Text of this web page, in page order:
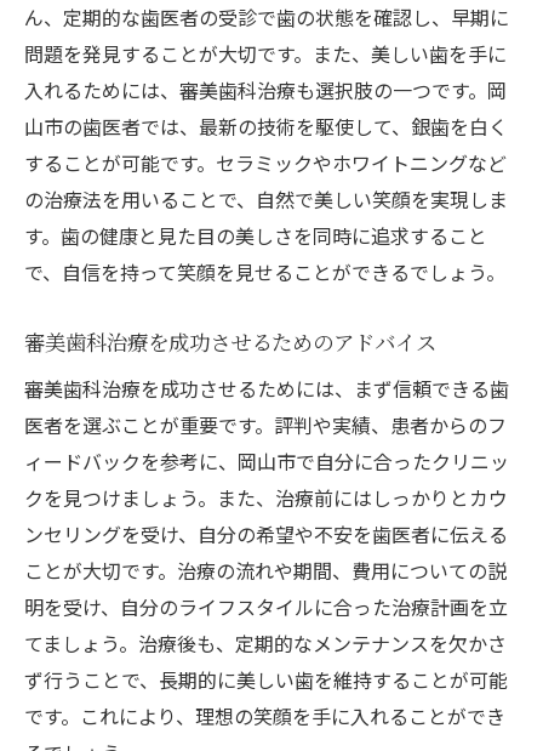
ん、定期的な歯医者の受診で歯の状態を確認し、早期に
問題を発見することが大切です。また、美しい歯を手に
入れるためには、審美歯科治療も選択肢の一つです。岡
山市の歯医者では、最新の技術を駆使して、銀歯を白く
することが可能です。セラミックやホワイトニングなど
の治療法を用いることで、自然で美しい笑顔を実現しま
す。歯の健康と見た目の美しさを同時に追求すること
で、自信を持って笑顔を見せることができるでしょう。
審美歯科治療を成功させるためのアドバイス
審美歯科治療を成功させるためには、まず信頼できる歯
医者を選ぶことが重要です。評判や実績、患者からのフ
ィードバックを参考に、岡山市で自分に合ったクリニッ
クを見つけましょう。また、治療前にはしっかりとカウ
ンセリングを受け、自分の希望や不安を歯医者に伝える
ことが大切です。治療の流れや期間、費用についての説
明を受け、自分のライフスタイルに合った治療計画を立
てましょう。治療後も、定期的なメンテナンスを欠かさ
ず行うことで、長期的に美しい歯を維持することが可能
です。これにより、理想の笑顔を手に入れることができ